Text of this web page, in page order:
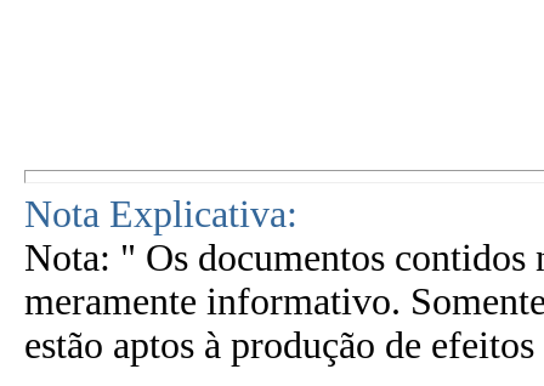
Nota Explicativa:
Nota: " Os documentos contidos
meramente informativo.
estão aptos à produção de